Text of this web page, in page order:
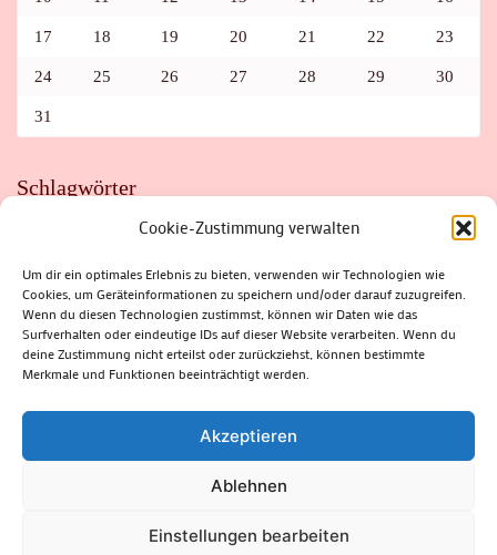
Cookie-Zustimmung verwalten
Um dir ein optimales Erlebnis zu bieten, verwenden wir Technologien wie
Cookies, um Geräteinformationen zu speichern und/oder darauf zuzugreifen.
Wenn du diesen Technologien zustimmst, können wir Daten wie das
Surfverhalten oder eindeutige IDs auf dieser Website verarbeiten. Wenn du
deine Zustimmung nicht erteilst oder zurückziehst, können bestimmte
Merkmale und Funktionen beeinträchtigt werden.
Akzeptieren
Ablehnen
Einstellungen bearbeiten
17 18 19 20 21 22 23
24 25 26 27 28 29 30
31
Schlagwörter
FAHRRAD
FLOHMARKT FOLK GEWINNSPIEL
HITZE
HITZEFALLE AUTO
IRISH DANCE JAZZ
KABARETT
KINDER
KIRMES KLASSIK
KLEINE SUHLER REIHE
KRIMI
KULTUR LESUNG LOTTO
MEININGEN
PARASITEN
PILZE SCHLEUSINGEN
SCHULWEG
SOMMERFERIEN
SPORT SRH
STADTFEST
STADTMARKETING
STRASSENSPERRUNG
SUHL
SUHLER FRÜHLING
SUHLER STADTMARKETING
THÜRINGER WALD
ZELLA-MEHLIS
(c) Rhön-Rennsteig-Verlag 2024. Alle Rechte vorbehalten.